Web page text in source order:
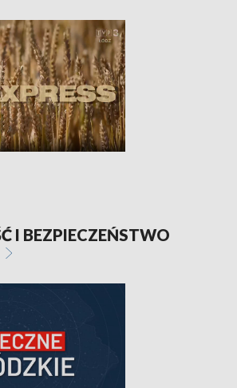
I BEZPIECZEŃSTWO